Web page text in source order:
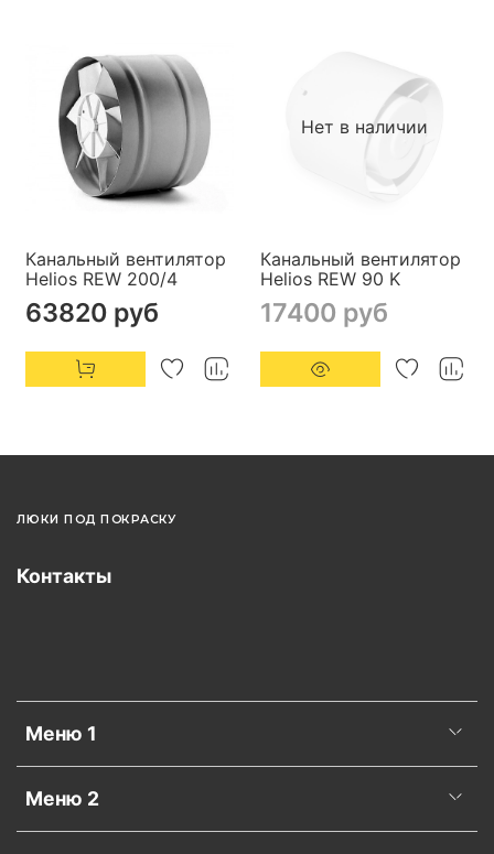
Канальный вентилятор
Helios REW 200/4
63820 руб
Нет в наличии
Канальный вентилятор
Helios REW 90 K
17400 руб
ЛЮКИ ПОД ПОКРАСКУ
Меню 1
Меню 2
Контакты